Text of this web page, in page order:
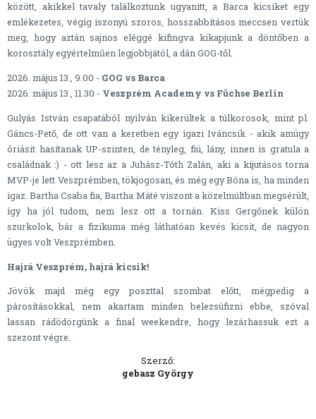
között, akikkel tavaly találkoztunk ugyanitt, a Barca kicsiket egy
emlékezetes, végig iszonyú szoros, hosszabbításos meccsen vertük
meg, hogy aztán sajnos eléggé kifingva kikapjunk a döntőben a
korosztály egyértelműen legjobbjától, a dán GOG-től.
2026. május 13., 9.00 - GOG vs Barca
2026. május 13., 11.30 - Veszprém Academy vs Füchse Berlin
Gulyás István csapatából nyilván kikerültek a túlkorosok, mint pl.
Gáncs-Pető, de ott van a keretben egy igazi Iváncsik - akik amúgy
óriásit hasítanak UP-szinten, de tényleg, fiú, lány, innen is gratula a
családnak :) - ott lesz az a Juhász-Tóth Zalán, aki a kijutásos torna
MVP-je lett Veszprémben, tökjogosan, és még egy Bóna is, ha minden
igaz. Bartha Csaba fia, Bartha Máté viszont a közelmúltban megsérült,
így ha jól tudom, nem lesz ott a tornán. Kiss Gergőnek külön
szurkolok, bár a fizikuma még láthatóan kevés kicsit, de nagyon
ügyes volt Veszprémben.
Hajrá Veszprém, hajrá kicsik!
Jövök majd még egy poszttal szombat előtt, mégpedig a
párosításokkal, nem akartam minden belezsúfizni ebbe, szóval
lassan rádödörgünk a final weekendre, hogy lezárhassuk ezt a
szezont végre.
Szerző:
gebasz György